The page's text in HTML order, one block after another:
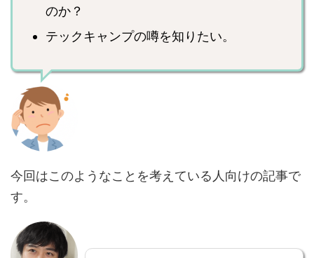
のか？
テックキャンプの噂を知りたい。
今回はこのようなことを考えている人向けの記事で
す。